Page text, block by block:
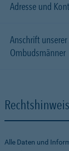
Adresse und
Anschrift
Ombudsmänner
Alle Daten und